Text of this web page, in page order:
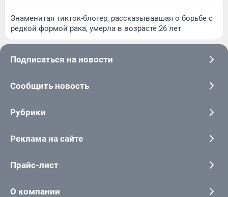
Знаменитая тикток-блогер, рассказывавшая о борьбе с
редкой формой рака, умерла в возрасте 26 лет
Подписаться на новости
Сообщить новость
Рубрики
Реклама на сайте
Прайс-лист
О компании